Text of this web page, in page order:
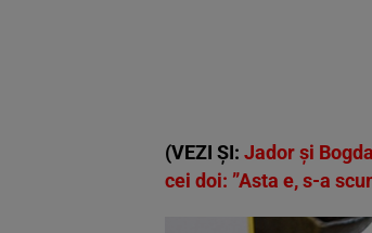
(VEZI ȘI: Jador și
cei doi: ”Asta e, s-a